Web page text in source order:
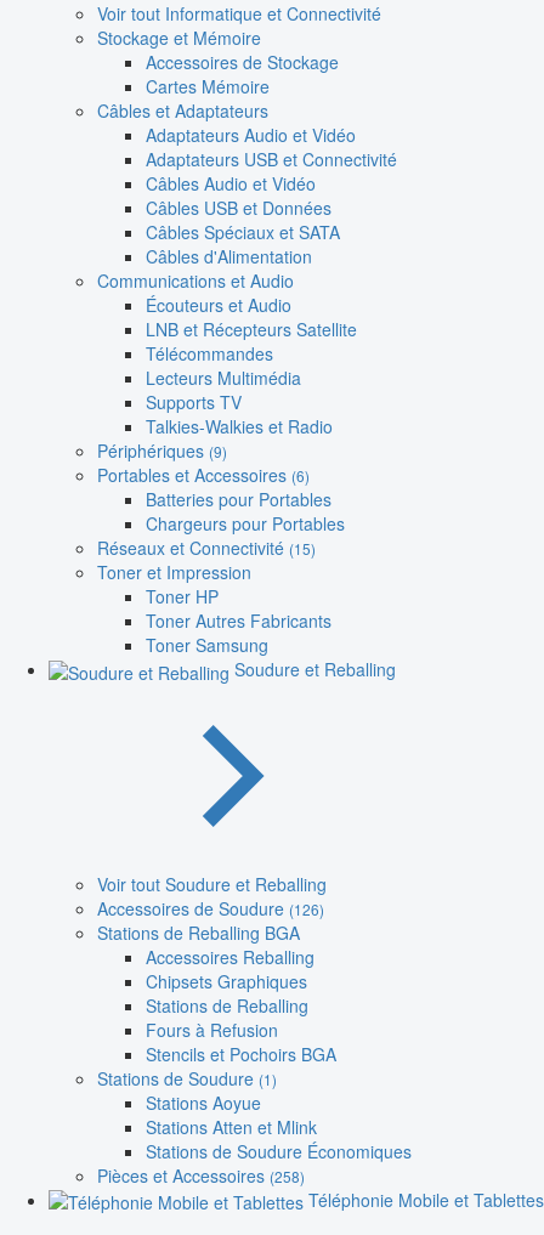
Voir tout Informatique et Connectivité
Stockage et Mémoire
Accessoires de Stockage
Cartes Mémoire
Câbles et Adaptateurs
Adaptateurs Audio et Vidéo
Adaptateurs USB et Connectivité
Câbles Audio et Vidéo
Câbles USB et Données
Câbles Spéciaux et SATA
Câbles d'Alimentation
Communications et Audio
Écouteurs et Audio
LNB et Récepteurs Satellite
Télécommandes
Lecteurs Multimédia
Supports TV
Talkies-Walkies et Radio
Périphériques (9)
Portables et Accessoires (6)
Batteries pour Portables
Chargeurs pour Portables
Réseaux et Connectivité (15)
Toner et Impression
Toner HP
Toner Autres Fabricants
Toner Samsung
Soudure et Reballing
Voir tout Soudure et Reballing
Accessoires de Soudure (126)
Stations de Reballing BGA
Accessoires Reballing
Chipsets Graphiques
Stations de Reballing
Fours à Refusion
Stencils et Pochoirs BGA
Stations de Soudure (1)
Stations Aoyue
Stations Atten et Mlink
Stations de Soudure Économiques
Pièces et Accessoires (258)
Téléphonie Mobile et Tablettes